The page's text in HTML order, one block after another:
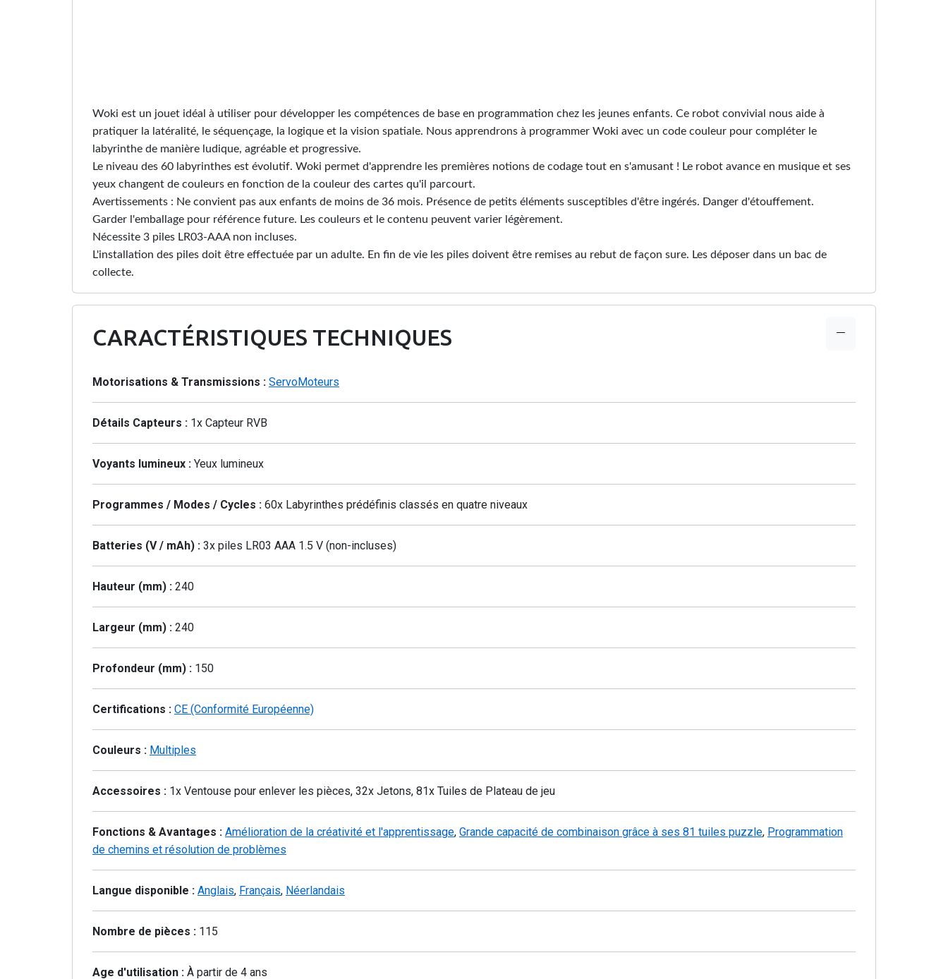
Woki est un jouet idéal à utiliser pour développer les compétences de base en programmation chez les jeunes enfants. Ce robot convivial nous aide à
pratiquer la latéralité, le séquençage, la logique et la vision spatiale. Nous apprendrons à programmer Woki avec un code couleur pour compléter le
labyrinthe de manière ludique, agréable et progressive.
Le niveau des 60 labyrinthes est évolutif. Woki permet d'apprendre les premières notions de codage tout en s'amusant ! Le robot avance en musique et ses
yeux changent de couleurs en fonction de la couleur des cartes qu'il parcourt.
Avertissements : Ne convient pas aux enfants de moins de 36 mois. Présence de petits éléments susceptibles d'être ingérés. Danger d'étouffement.
Garder l'emballage pour référence future. Les couleurs et le contenu peuvent varier légèrement.
Nécessite 3 piles LR03-AAA non incluses.
L'installation des piles doit être effectuée par un adulte. En fin de vie les piles doivent être remises au rebut de façon sure. Les déposer dans un bac de
collecte.
CARACTÉRISTIQUES TECHNIQUES
Motorisations & Transmissions : ServoMoteurs
Détails Capteurs : 1x Capteur RVB
Voyants lumineux : Yeux lumineux
Programmes / Modes / Cycles : 60x Labyrinthes prédéfinis classés en quatre niveaux
Batteries (V / mAh) : 3x piles LR03 AAA 1.5 V (non-incluses)
Hauteur (mm) : 240
Largeur (mm) : 240
Profondeur (mm) : 150
Certifications : CE (Conformité Européenne)
Couleurs : Multiples
Accessoires : 1x Ventouse pour enlever les pièces, 32x Jetons, 81x Tuiles de Plateau de jeu
Fonctions & Avantages : Amélioration de la créativité et l'apprentissage, Grande capacité de combinaison grâce à ses 81 tuiles puzzle, Programmation
de chemins et résolution de problèmes
Langue disponible : Anglais, Français, Néerlandais
Nombre de pièces : 115
Age d'utilisation : À partir de 4 ans